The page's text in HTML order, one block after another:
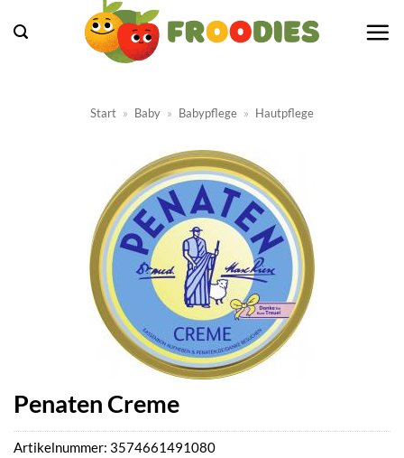
Inhalt
Start » Baby » Babypflege » Hautpflege
Penaten Creme
Artikelnummer: 3574661491080